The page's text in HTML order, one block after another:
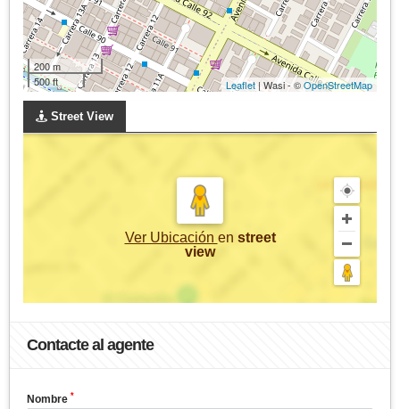
200 m
500 ft
Leaflet| Wasi - ©OpenStreetMap
Street View
Ver Ubicación en street
view
Contacte al agente
Nombre *